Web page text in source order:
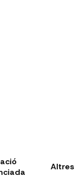
Altres